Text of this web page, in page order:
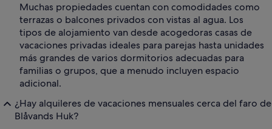
Muchas propiedades cuentan con comodidades como
terrazas o balcones privados con vistas al agua. Los
tipos de alojamiento van desde acogedoras casas de
vacaciones privadas ideales para parejas hasta unidades
más grandes de varios dormitorios adecuadas para
familias o grupos, que a menudo incluyen espacio
adicional.
¿Hay alquileres de vacaciones mensuales cerca del faro de
Blåvands Huk?